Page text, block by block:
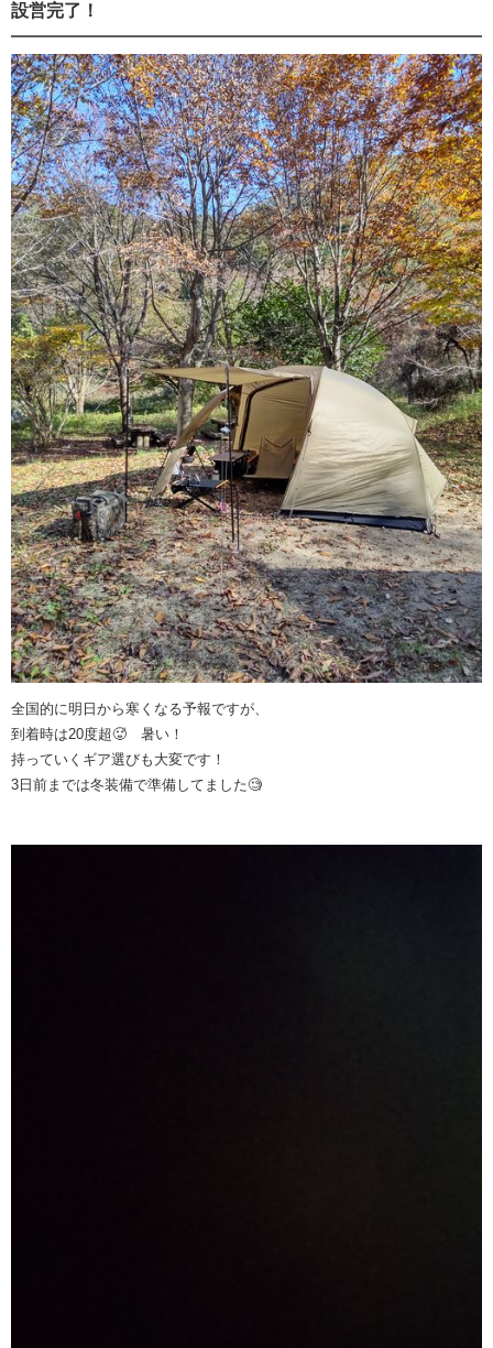
設営完了！
全国的に明日から寒くなる予報ですが、
到着時は20度超🥵 暑い！
持っていくギア選びも大変です！
3日前までは冬装備で準備してました🧐